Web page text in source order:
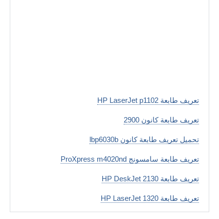
تعريف طابعة HP LaserJet p1102
تعريف طابعة كانون 2900
تحميل تعريف طابعة كانون lbp6030b
تعريف طابعة سامسونج ProXpress m4020nd
تعريف طابعة HP DeskJet 2130
تعريف طابعة HP LaserJet 1320